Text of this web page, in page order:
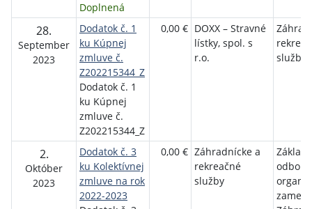
Doplnená
28.
September
2023
Dodatok č. 1
ku Kúpnej
zmluve č.
Z202215344_Z
Dodatok č. 1
ku Kúpnej
zmluve č.
Z202215344_Z
0,00 € DOXX – Stravné
lístky, spol. s
r.o.
služby
2.
Október
2023
Dodatok č. 3
ku Kolektívnej
zmluve na rok
2022-2023
0,00 € Záhradnícke a
rekreačné
služby